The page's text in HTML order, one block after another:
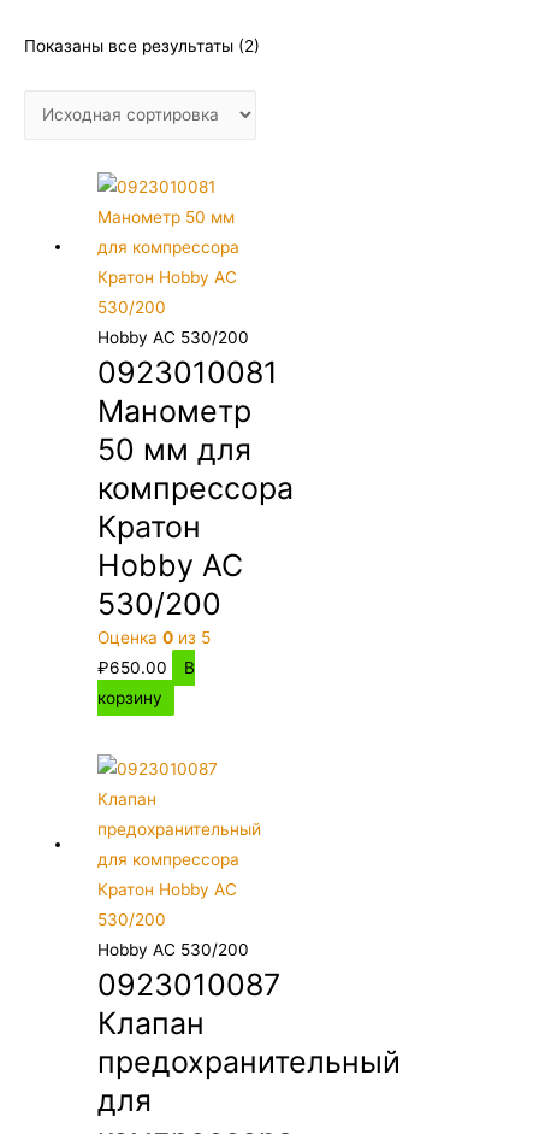
Показаны все результаты (2)
Hobby AC 530/200
0923010081
Манометр
50 мм для
компрессора
Кратон
Hobby AC
530/200
Оценка0 из 5
₽650.00
В
корзину
Hobby AC 530/200
0923010087
Клапан
предохранительный
для